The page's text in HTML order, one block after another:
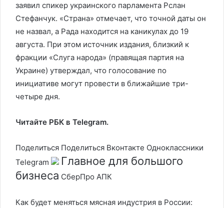
заявил спикер украинского парламента Рслан
Стефанчук. «Страна» отмечает, что точной даты он
не назвал, а Рада находится на каникулах до 19
августа. При этом источник издания, близкий к
фракции «Слуга народа» (правящая партия на
Украине) утверждал, что голосование по
инициативе могут провести в ближайшие три-
четыре дня.
Читайте РБК в Telegram.
Поделиться Поделиться Вконтакте Одноклассники
Telegram
Главное для большого
бизнеса СберПро АПК
Как будет меняться мясная индустрия в России: